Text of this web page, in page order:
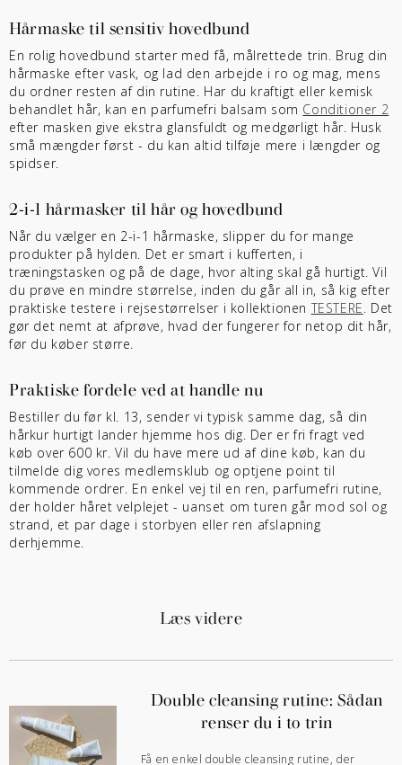
Hårmaske til sensitiv hovedbund
En rolig hovedbund starter med få, målrettede trin. Brug din
hårmaske efter vask, og lad den arbejde i ro og mag, mens
du ordner resten af din rutine. Har du kraftigt eller kemisk
behandlet hår, kan en parfumefri balsam som Conditioner 2
efter masken give ekstra glansfuldt og medgørligt hår. Husk
små mængder først - du kan altid tilføje mere i længder og
spidser.
2-i-1 hårmasker til hår og hovedbund
Når du vælger en 2-i-1 hårmaske, slipper du for mange
produkter på hylden. Det er smart i kufferten, i
træningstasken og på de dage, hvor alting skal gå hurtigt. Vil
du prøve en mindre størrelse, inden du går all in, så kig efter
praktiske testere i rejsestørrelser i kollektionen TESTERE. Det
gør det nemt at afprøve, hvad der fungerer for netop dit hår,
før du køber større.
Praktiske fordele ved at handle nu
Bestiller du før kl. 13, sender vi typisk samme dag, så din
hårkur hurtigt lander hjemme hos dig. Der er fri fragt ved
køb over 600 kr. Vil du have mere ud af dine køb, kan du
tilmelde dig vores medlemsklub og optjene point til
kommende ordrer. En enkel vej til en ren, parfumefri rutine,
der holder håret velplejet - uanset om turen går mod sol og
strand, et par dage i storbyen eller ren afslapning
derhjemme.
Læs videre
Double cleansing rutine: Sådan
renser du i to trin
Få en enkel double cleansing rutine, der